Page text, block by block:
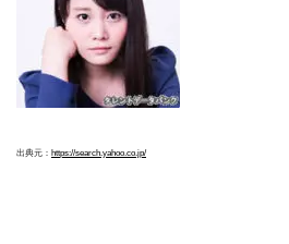
出典元： https://search.yahoo.co.jp/